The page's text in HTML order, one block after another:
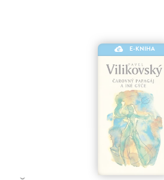
E-KNIHA